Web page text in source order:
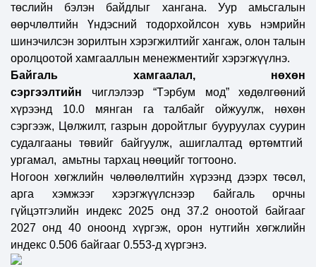
төслийн бэлэн байдлыг хангана. Уур амьсгалын
өөрчлөлтийн Үндэсний тодорхойлсон хувь нэмрийн
шинэчилсэн зорилтын хэрэгжилтийг хангаж, олон талын
оролцоотой хамгааллын менежментийг хэрэгжүүлнэ.
Байгаль хамгаалал, нөхөн
сэргээлтийн чиглэлээр
“Тэрбум мод” хөдөлгөөний
хүрээнд 10.0 мянган га талбайг ойжуулж, нөхөн
сэргээж, Цөлжилт, газрын доройтлыг бууруулах суурин
судалгааны төвийг байгуулж, ашиглалтад өртөмтгий
ургамал, амьтны тархац нөөцийг тогтооно.
Ногоон хөгжлийн чөлөөлөлтийн хүрээнд дээрх төсөл,
арга хэмжээг хэрэгжүүлснээр байгаль орчны
гүйцэтгэлийн индекс 2025 онд 37.2 оноотой байгааг
2027 онд 40 оноонд хүргэж, орон нутгийн хөгжлийн
индекс 0.506 байгааг 0.553-д хүргэнэ.